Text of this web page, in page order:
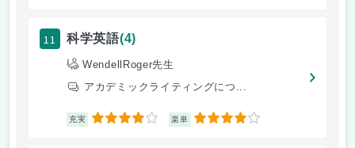
11 科学英語(4)
WendellRoger先生
アカデミックライティングにつ...
充実 4 楽単 4